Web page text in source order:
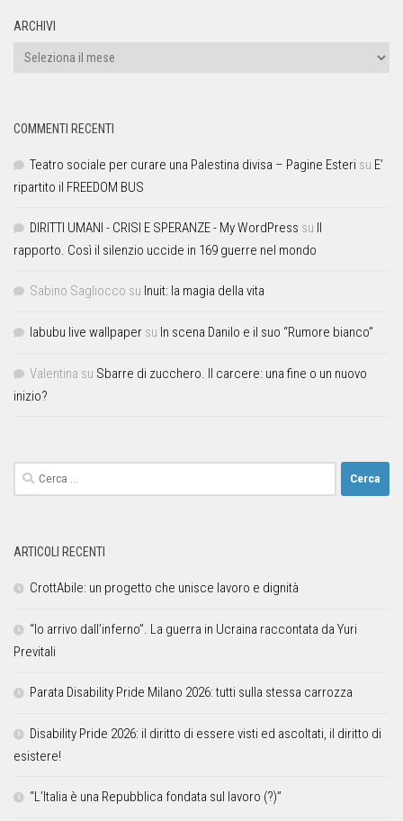
ARCHIVI
COMMENTI RECENTI
Teatro sociale per curare una Palestina divisa – Pagine Esteri su E’
ripartito il FREEDOM BUS
DIRITTI UMANI - CRISI E SPERANZE - My WordPress su Il
rapporto. Così il silenzio uccide in 169 guerre nel mondo
Sabino Sagliocco su Inuit: la magia della vita
labubu live wallpaper su In scena Danilo e il suo “Rumore bianco”
Valentina su Sbarre di zucchero. Il carcere: una fine o un nuovo
inizio?
ARTICOLI RECENTI
CrottAbile: un progetto che unisce lavoro e dignità
“Io arrivo dall’inferno”. La guerra in Ucraina raccontata da Yuri
Previtali
Parata Disability Pride Milano 2026: tutti sulla stessa carrozza
Disability Pride 2026: il diritto di essere visti ed ascoltati, il diritto di
esistere!
“L’Italia è una Repubblica fondata sul lavoro (?)”